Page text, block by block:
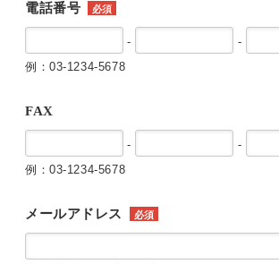
電話番号 必須
-
-
例：03-1234-5678
FAX
-
-
例：03-1234-5678
メールアドレス 必須